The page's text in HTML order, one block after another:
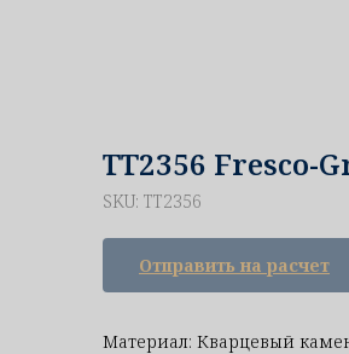
TT2356 Fresco-
SKU: TT2356
Отправить на расчет
Материал: Кварцевый